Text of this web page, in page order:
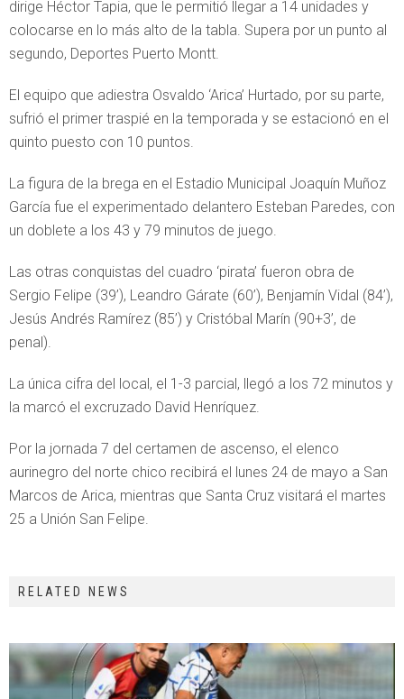
dirige Héctor Tapia, que le permitió llegar a 14 unidades y
colocarse en lo más alto de la tabla. Supera por un punto al
segundo, Deportes Puerto Montt.
El equipo que adiestra Osvaldo ‘Arica’ Hurtado, por su parte,
sufrió el primer traspié en la temporada y se estacionó en el
quinto puesto con 10 puntos.
La figura de la brega en el Estadio Municipal Joaquín Muñoz
García fue el experimentado delantero Esteban Paredes, con
un doblete a los 43 y 79 minutos de juego.
Las otras conquistas del cuadro ‘pirata’ fueron obra de
Sergio Felipe (39’), Leandro Gárate (60’), Benjamín Vidal (84’),
Jesús Andrés Ramírez (85’) y Cristóbal Marín (90+3’, de
penal).
La única cifra del local, el 1-3 parcial, llegó a los 72 minutos y
la marcó el excruzado David Henríquez.
Por la jornada 7 del certamen de ascenso, el elenco
aurinegro del norte chico recibirá el lunes 24 de mayo a San
Marcos de Arica, mientras que Santa Cruz visitará el martes
25 a Unión San Felipe.
RELATED NEWS